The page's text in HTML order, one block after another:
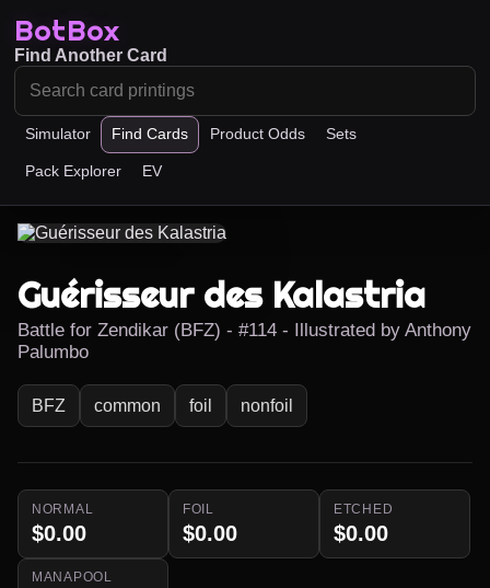
BotBox
Simulator Find Cards Product Odds Sets
Pack Explorer EV
Find Another Card
Guérisseur des Kalastria
Battle for Zendikar (BFZ) - #114 - Illustrated by Anthony
Palumbo
BFZ common foil nonfoil
NORMAL
$0.00
FOIL
$0.00
ETCHED
$0.00
MANAPOOL